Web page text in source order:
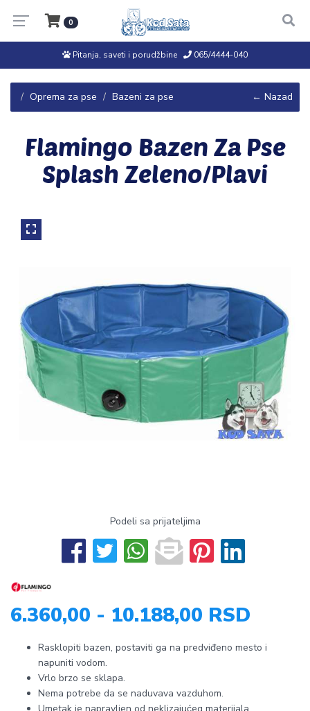
0
Pitanja, saveti i porudžbine 065/4444-040
Oprema za pse Bazeni za pse ← Nazad
Flamingo Bazen Za Pse
Splash Zeleno/Plavi
Podeli sa prijateljima
6.360,00 - 10.188,00 RSD
Rasklopiti bazen, postaviti ga na predviđeno mesto i
napuniti vodom.
Vrlo brzo se sklapa.
Nema potrebe da se naduvava vazduhom.